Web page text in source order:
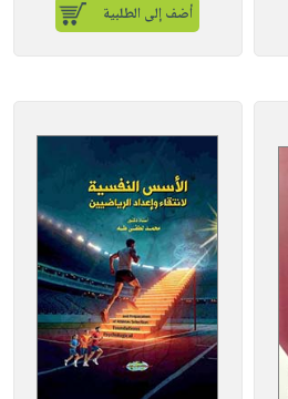
أضف إلى الطلبية